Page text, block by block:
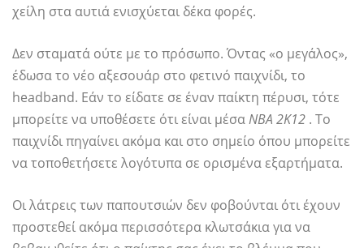
χείλη στα αυτιά ενισχύεται δέκα φορές.
Δεν σταματά ούτε με το πρόσωπο. Όντας «ο μεγάλος»,
έδωσα το νέο αξεσουάρ στο φετινό παιχνίδι, το
headband. Εάν το είδατε σε έναν παίκτη πέρυσι, τότε
μπορείτε να υποθέσετε ότι είναι μέσαΝΒΑ 2Κ12 . Το
παιχνίδι πηγαίνει ακόμα και στο σημείο όπου μπορείτε
να τοποθετήσετε λογότυπα σε ορισμένα εξαρτήματα.
Οι λάτρεις των παπουτσιών δεν φοβούνται ότι έχουν
προστεθεί ακόμα περισσότερα κλωτσάκια για να